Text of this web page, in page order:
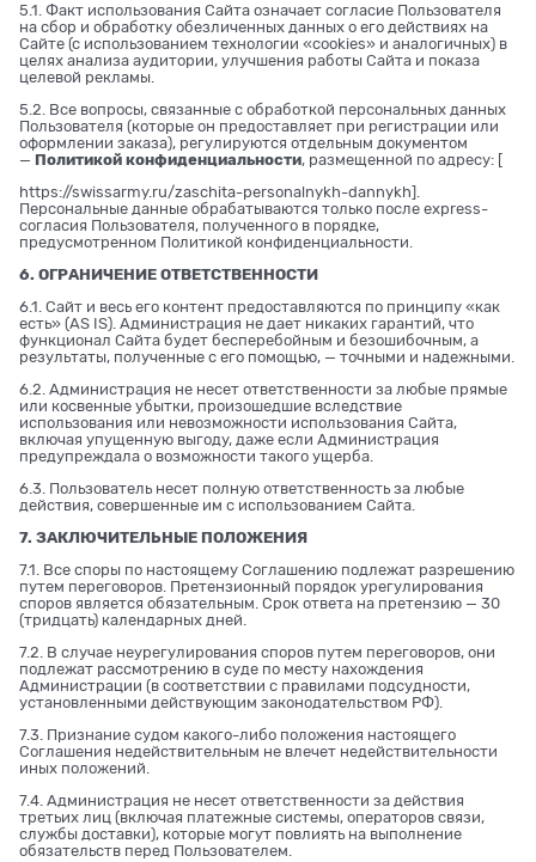
5.1. Факт использования Сайта означает согласие Пользователя
на сбор и обработку обезличенных данных о его действиях на
Сайте (с использованием технологии «cookies» и аналогичных) в
целях анализа аудитории, улучшения работы Сайта и показа
целевой рекламы.
5.2. Все вопросы, связанные с обработкой персональных данных
Пользователя (которые он предоставляет при регистрации или
оформлении заказа), регулируются отдельным документом
— Политикой конфиденциальности, размещенной по адресу: [
https://swissarmy.ru/zaschita-personalnykh-dannykh].
Персональные данные обрабатываются только после express-
согласия Пользователя, полученного в порядке,
предусмотренном Политикой конфиденциальности.
6. ОГРАНИЧЕНИЕ ОТВЕТСТВЕННОСТИ
6.1. Сайт и весь его контент предоставляются по принципу «как
есть» (AS IS). Администрация не дает никаких гарантий, что
функционал Сайта будет бесперебойным и безошибочным, а
результаты, полученные с его помощью, — точными и надежными.
6.2. Администрация не несет ответственности за любые прямые
или косвенные убытки, произошедшие вследствие
использования или невозможности использования Сайта,
включая упущенную выгоду, даже если Администрация
предупреждала о возможности такого ущерба.
6.3. Пользователь несет полную ответственность за любые
действия, совершенные им с использованием Сайта.
7. ЗАКЛЮЧИТЕЛЬНЫЕ ПОЛОЖЕНИЯ
7.1. Все споры по настоящему Соглашению подлежат разрешению
путем переговоров. Претензионный порядок урегулирования
споров является обязательным. Срок ответа на претензию — 30
(тридцать) календарных дней.
7.2. В случае неурегулирования споров путем переговоров, они
подлежат рассмотрению в суде по месту нахождения
Администрации (в соответствии с правилами подсудности,
установленными действующим законодательством РФ).
7.3. Признание судом какого-либо положения настоящего
Соглашения недействительным не влечет недействительности
иных положений.
7.4. Администрация не несет ответственности за действия
третьих лиц (включая платежные системы, операторов связи,
службы доставки), которые могут повлиять на выполнение
обязательств перед Пользователем.